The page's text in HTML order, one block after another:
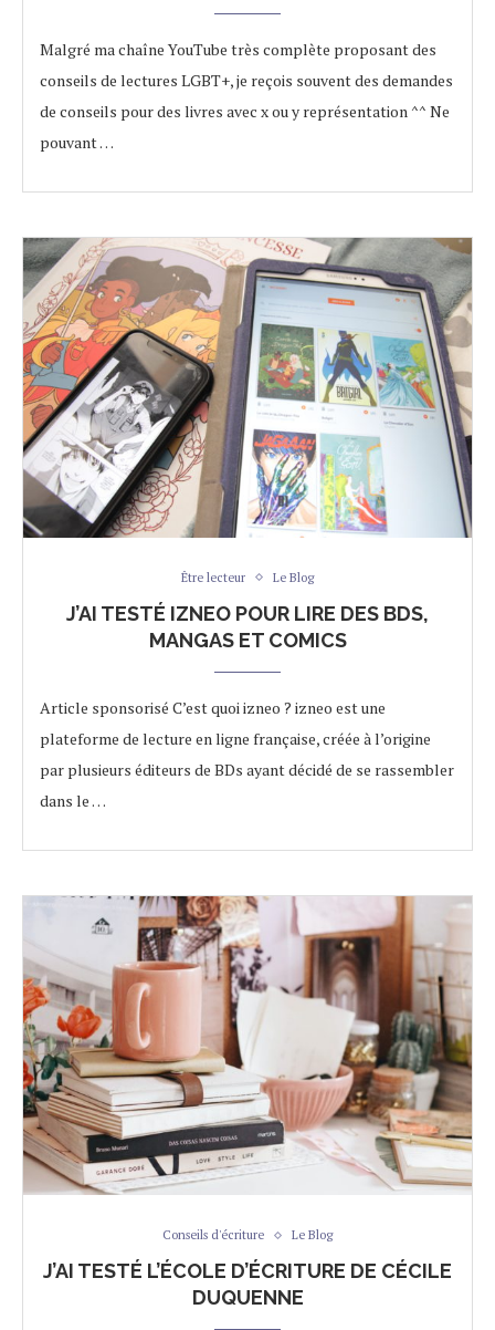
Malgré ma chaîne YouTube très complète proposant des
conseils de lectures LGBT+, je reçois souvent des demandes
de conseils pour des livres avec x ou y représentation ^^ Ne
pouvant …
Être lecteur Le Blog
J’AI TESTÉ IZNEO POUR LIRE DES BDS,
MANGAS ET COMICS
Article sponsorisé C’est quoi izneo ? izneo est une
plateforme de lecture en ligne française, créée à l’origine
par plusieurs éditeurs de BDs ayant décidé de se rassembler
dans le …
Conseils d'écriture Le Blog
J’AI TESTÉ L’ÉCOLE D’ÉCRITURE DE CÉCILE
DUQUENNE